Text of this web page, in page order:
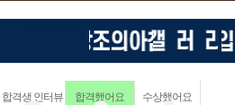
합격생 인터뷰 합격했어요 수상했어요